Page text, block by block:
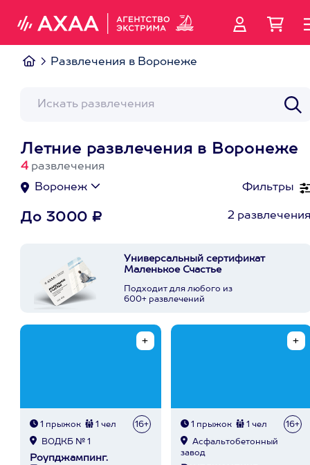
Развлечения в Воронеже
Летние развлечения в Воронеже
4 развлечения
Фильтры
Воронеж
До 3000 ₽ 2
Универсальный сертификат
Маленькое Счастье
Подходит для любого из
600+ развлечений
1 прыжок 1 чел 16+
ВОДКБ № 1
Роупджампинг.
1 прыжок 1 чел 16+
Асфальтобетонный
завод